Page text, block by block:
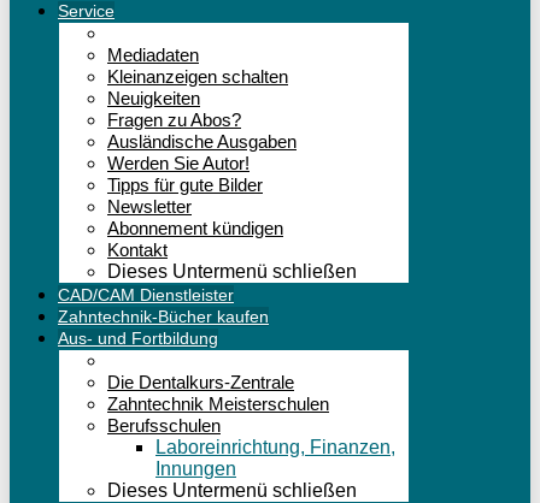
Service
Mediadaten
Kleinanzeigen schalten
Neuigkeiten
Fragen zu Abos?
Ausländische Ausgaben
Werden Sie Autor!
Tipps für gute Bilder
Newsletter
Abonnement kündigen
Kontakt
Dieses Untermenü schließen
CAD/CAM Dienstleister
Zahntechnik-Bücher kaufen
Aus- und Fortbildung
Die Dentalkurs-Zentrale
Zahntechnik Meisterschulen
Berufsschulen
Laboreinrichtung, Finanzen,
Innungen
Dieses Untermenü schließen